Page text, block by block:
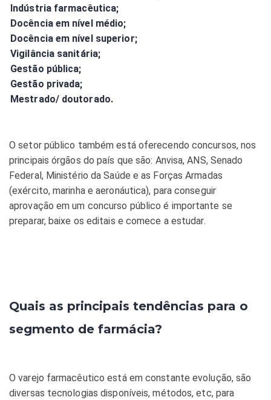
Indústria farmacêutica;
Docência em nível médio;
Docência em nível superior;
Vigilância sanitária;
Gestão pública;
Gestão privada;
Mestrado/ doutorado.
O setor público também está oferecendo concursos, nos
principais órgãos do país que são: Anvisa, ANS, Senado
Federal, Ministério da Saúde e as Forças Armadas
(exército, marinha e aeronáutica), para conseguir
aprovação em um concurso público é importante se
preparar, baixe os editais e comece a estudar.
Quais as principais tendências para o
segmento de farmácia?
O varejo farmacêutico está em constante evolução, são
diversas tecnologias disponíveis, métodos, etc, para